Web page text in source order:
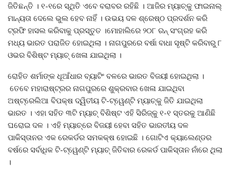
ଜିତିଛନ୍ତି । ୧-୧ରେ ସ୍ଥିତି ଏବେ ବରାବର ରହିଛି । ଆଜିର ମ୍ୟାଚ୍‌କୁ ଫାଇନାଲ୍‌
ମାନ୍ୟତା ଦେଲେ ଭୁଲ ହେବ ନାହିଁ । ଉଭୟ ଦଳ ଶ୍ରେଷ୍ଠ ପ୍ରଦର୍ଶନ କରି
ଟ୍ରଫି ହାସଲ କରିବାକୁ ପ୍ରସ୍ତୁତ ।ମୋହାଲିରେ ୨୦୮ ରନ୍‌ ସଂଗ୍ରହ କରି
ମଧ୍ୟ ଭାରତ ପରାଜିତ ହୋଇଥିଲା । ନାଗପୁରରେ ବର୍ଷା ବାଧା ସୃଷ୍ଟି କରିବାରୁ ୮
ଓଭର ବିଶିଷ୍ଟ ମ୍ୟାଚ୍‌ ଖେଳା ଯାଇଥିଲା ।
ରୋହିତ ଶର୍ମାଙ୍କ ଧୂଆଁଧାର ବ୍ୟାଟିଂ ବଳରେ ଭାରତ ବିଜୟୀ ହୋଇଥିଲା ।
ତେବେ ମହାରାଷ୍ଟ୍ରର ନାଗପୁରରେ ଶୁକ୍ରବାର ଖେଳା ଯାଇଥିବା
ଅଷ୍ଟ୍ରେଲିଆ ବିପକ୍ଷ ଦ୍ୱିତୀୟ ଟି-ଟ୍ୱେଣ୍ଟି ମ୍ୟାଚ୍‌କୁ ଜିତି ଯାଇଥିଲା
ଭାରତ । ଏହା ସହିତ ୩ଟି ମ୍ୟାଚ୍ ବିଶିଷ୍ଟ ଏହି ସିରିଜ୍‌କୁ ୧-୧ ସ୍ତରକୁ ଆଣିଛି
ଘରୋଇ ଦଳ । ଏହି ମ୍ୟାଚ୍‌ରେ ବିଜୟୀ ହେବା ସହିତ ଭାରତୀୟ ଦଳ
ପାକିସ୍ତାନର ଏକ ରେକର୍ଡର ସମକକ୍ଷ ହୋଇଛି । ଗୋଟିଏ କ୍ୟାଲେଣ୍ଡର
ବର୍ଷରେ ସର୍ବାଧିକ ଟି-ଟ୍ୱେଣ୍ଟି ମ୍ୟାଚ୍ ଜିତିବାର ରେକର୍ଡ ପାକିସ୍ତାନ ନାଁରେ ଥିଲା
।